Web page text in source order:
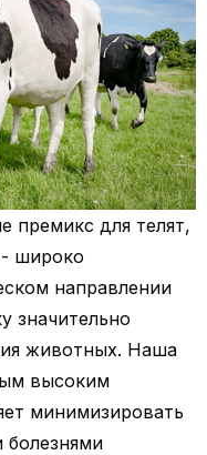
премикс для телят,
широко
направлении
значительно
животных. Наша
высоким
минимизировать
болезнями